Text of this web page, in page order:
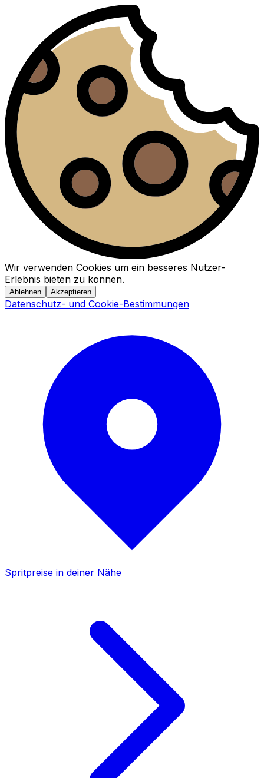
Wir verwenden Cookies um ein besseres Nutzer-
Erlebnis bieten zu können.
Ablehnen Akzeptieren
Datenschutz- und Cookie-Bestimmungen
Spritpreise in deiner Nähe